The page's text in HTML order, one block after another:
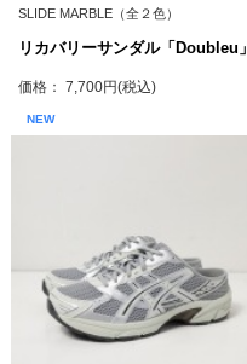
SLIDE MARBLE（全２色）
リカバリーサンダル「Doubleu」
価格： 7,700円(税込)
NEW